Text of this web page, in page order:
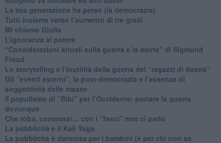
​La mia generazione ha perso (la democrazia)
​Tutti insieme verso l’aumento di tre gradi
Mi chiamo Giulia
L’ignoranza al potere
​“Considerazioni attuali sulla guerra e la morte" di Sigmund
Freud
​Lo storytelling e l’inutilità della guerra dei “ragazzi di destra”
​Gli “eventi esterni”, la post-democrazia e l’assenza di
soggettività delle masse
​Il populismo di “Bibi” per l’Occidente: portare la guerra
dovunque
​Che roba, contessa!... con i “fasci” non ci parlo
La pubblicità e il Kali Yuga
​La pubblicità è dannosa per i bambini (e per chi non sa